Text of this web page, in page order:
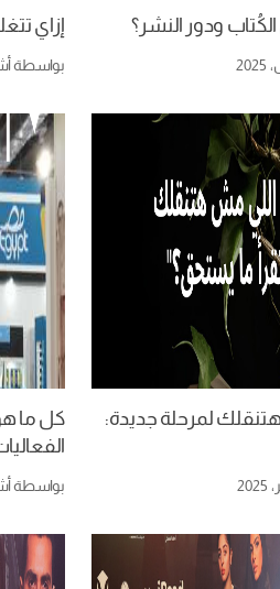
ودور النشر؟ إزاي
بواسطة
هتنقلك لمرحلة جديدة:
بواسطة